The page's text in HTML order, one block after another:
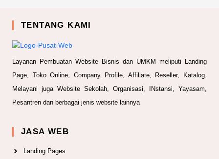
TENTANG KAMI
Layanan Pembuatan Website Bisnis dan UMKM meliputi Landing
Page, Toko Online, Company Profile, Affiliate, Reseller, Katalog.
Melayani juga Website Sekolah, Organisasi, INstansi, Yayasam,
Pesantren dan berbagai jenis website lainnya
JASA WEB
Landing Pages